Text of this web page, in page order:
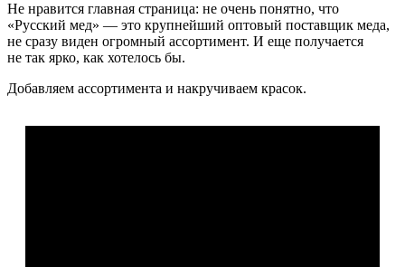
Не нравится главная страница: не очень понятно, что
«Русский мед» — это крупнейший оптовый поставщик меда,
не сразу виден огромный ассортимент. И еще получается
не так ярко, как хотелось бы.
Добавляем ассортимента и накручиваем красок.